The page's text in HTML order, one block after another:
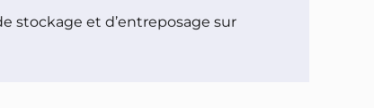
stockage et d’entreposage sur